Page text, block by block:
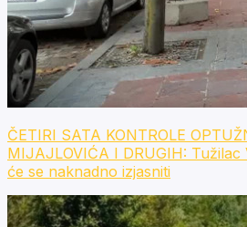
ČETIRI SATA KONTROLE
MIJAJLOVIĆA I DRUGIH:
će se naknadno izjasniti